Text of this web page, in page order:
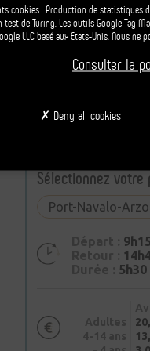
Mini
dans le
Sélectionnez
Départ : 9h15
Retour :
Durée : 5h30
Adultes
4-14 ans
cookies : Production de statistiques
test de Turing. Les outils Google Tag
LLC basé aux Etats-Unis. Nous ne
Consulter la
Deny all cookies